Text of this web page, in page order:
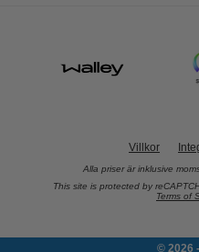
Villkor
Alla priser är inklusive
This site is protected by
Terms of
© 2026